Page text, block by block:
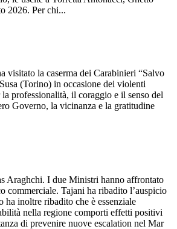
2026. Per chi...
la caserma dei Carabinieri “Salvo
(Torino) in occasione dei violenti
professionalità, il coraggio e il senso del
Governo, la vicinanza e la gratitudine
Araghchi. I due Ministri hanno affrontato
commerciale. Tajani ha ribadito l’auspicio
inoltre ribadito che è essenziale
nella regione comporti effetti positivi
di prevenire nuove escalation nel Mar